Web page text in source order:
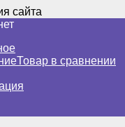
сайта
Товар в сравнении